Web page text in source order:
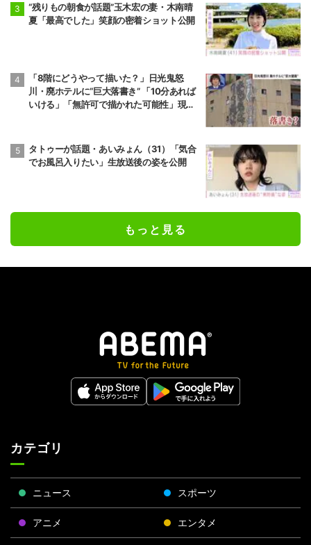
“残りもの朝食が話題”玉木宏の妻・木南晴
夏「最高でした」笑顔の密着ショット公開
「8階にどうやって描いた？」日光鬼怒
川・廃ホテルに“巨大落書き” 「10分あれば
いける」「無許可で描かれた可能性」現役
タトゥーが話題・あいみょん（31）「気合
でお風呂入りたい」生放送後の姿を公開
もっと見る
カテゴリ
ニュース スポーツ
アニメ エンタメ